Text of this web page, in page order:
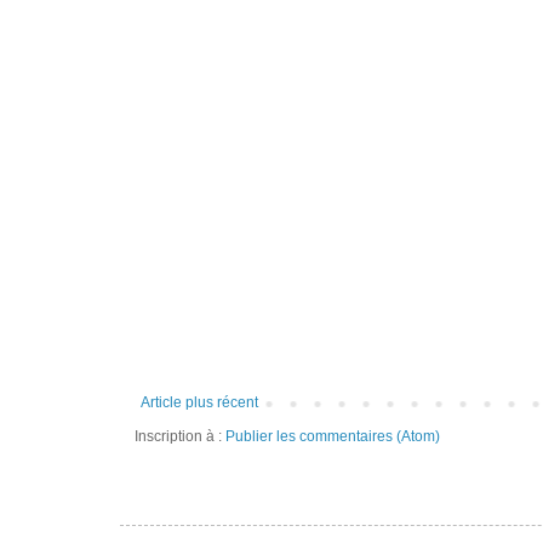
Article plus récent
Inscription à : Publier les commentaires (Atom)